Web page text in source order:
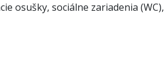
osušky, sociálne zariadenia (WC),